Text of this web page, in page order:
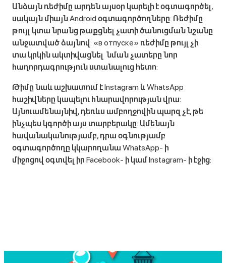
Անձայն ռեժիմը արդեն այսօր կարելի է օգտագործել,
սակայն միայն Android օգտագործողները: Ռեժիմը
թույլ կտա նրանց թաքցնել չատի ծանուցման նշանը
անջատված ձայնով: «в отпуске» ռեժիմը թույլ չի
տա կրկին ակտիվացնել նման չատերը նոր
հաղորդագրություն ստանալուց հետո:
Թիմը նաև աշխատում է Instagram և WhatsApp
հաշիվները կապելու հնարավորության վրա:
Այնուամենայնիվ, դեռևս ամբողջովին պարզ չէ, թե
ինչպես կգործի այս տարբերակը: Ամենայն
հավանականությամբ, դրա օգնությամբ
օգտագործողը կկարողանա WhatsApp- ի
միջոցով օգտվել իր Facebook- ի կամ Instagram- ի էջից: